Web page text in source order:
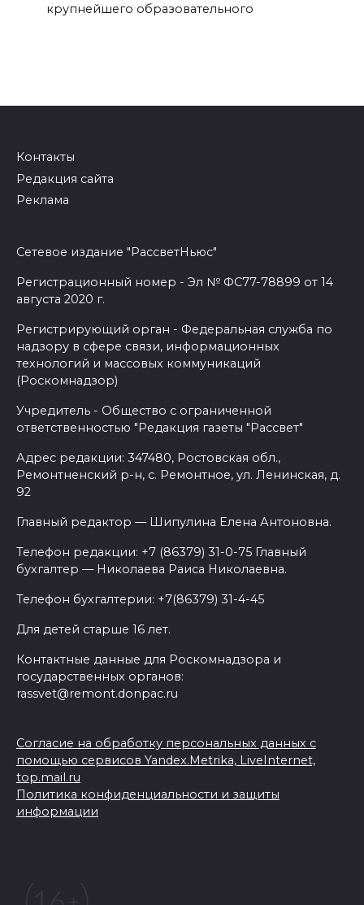
крупнейшего образовательного
Контакты
Редакция сайта
Реклама
Сетевое издание "РассветНьюс"
Регистрационный номер - Эл № ФС77-78899 от 14
августа 2020 г.
Регистрирующий орган - Федеральная служба по
надзору в сфере связи, информационных
технологий и массовых коммуникаций
(Роскомнадзор)
Учредитель - Общество с ограниченной
ответственностью "Редакция газеты "Рассвет"
Адрес редакции: 347480, Ростовская обл.,
Ремонтненский р-н, с. Ремонтное, ул. Ленинская, д.
92
Главный редактор — Шипулина Елена Антоновна.
Телефон редакции: +7 (86379) 31-0-75 Главный
бухгалтер — Николаева Раиса Николаевна.
Телефон бухгалтерии: +7(86379) 31-4-45
Для детей старше 16 лет.
Контактные данные для Роскомнадзора и
государственных органов:
rassvet@remont.donpac.ru
Согласие на обработку персональных данных с
помощью сервисов Yandex.Metrika, LiveInternet,
top.mail.ru
Политика конфиденциальности и защиты
информации